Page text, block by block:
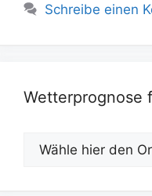
Schreibe einen
Wetterprognose